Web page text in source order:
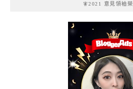
🧚2021 意見領袖